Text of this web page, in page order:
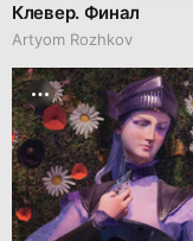
Клевер. Финал
Artyom Rozhkov